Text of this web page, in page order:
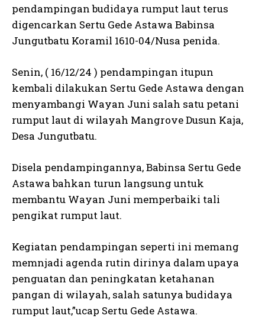
pendampingan budidaya rumput laut terus
digencarkan Sertu Gede Astawa Babinsa
Jungutbatu Koramil 1610-04/Nusa penida.
Senin, ( 16/12/24 ) pendampingan itupun
kembali dilakukan Sertu Gede Astawa dengan
menyambangi Wayan Juni salah satu petani
rumput laut di wilayah Mangrove Dusun Kaja,
Desa Jungutbatu.
Disela pendampingannya, Babinsa Sertu Gede
Astawa bahkan turun langsung untuk
membantu Wayan Juni memperbaiki tali
pengikat rumput laut.
Kegiatan pendampingan seperti ini memang
memnjadi agenda rutin dirinya dalam upaya
penguatan dan peningkatan ketahanan
pangan di wilayah, salah satunya budidaya
rumput laut,”ucap Sertu Gede Astawa.